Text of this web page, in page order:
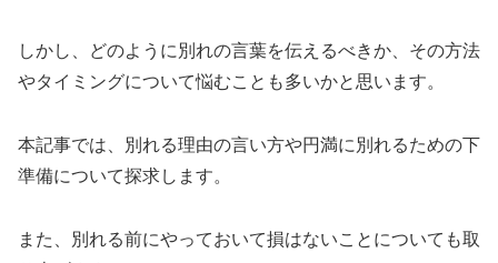
しかし、どのように別れの言葉を伝えるべきか、その方法
やタイミングについて悩むことも多いかと思います。
本記事では、別れる理由の言い方や円満に別れるための下
準備について探求します。
また、別れる前にやっておいて損はないことについても取